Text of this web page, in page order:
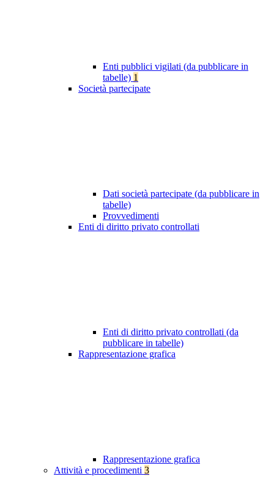
Enti pubblici vigilati (da pubblicare in
tabelle) 1
Società partecipate
Dati società partecipate (da pubblicare in
tabelle)
Provvedimenti
Enti di diritto privato controllati
Enti di diritto privato controllati (da
pubblicare in tabelle)
Rappresentazione grafica
Rappresentazione grafica
Attività e procedimenti 3